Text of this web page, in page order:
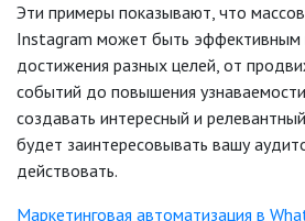
Эти примеры показывают, что
Instagram может быть эффективным
достижения разных целей, от
событий до повышения
создавать интересный и
будет заинтересовывать вашу
действовать.
Маркетинговая автоматизация в